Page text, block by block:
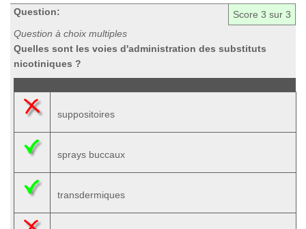
Score 3 sur 3
Question:
Question à choix multiples
Quelles sont les voies d'administration des substituts
nicotiniques ?
suppositoires
sprays buccaux
transdermiques